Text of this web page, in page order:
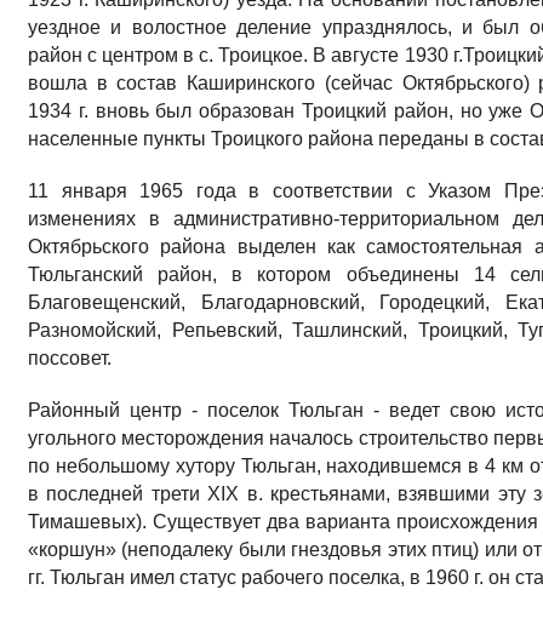
уездное и волостное деление упразднялось, и был
район с центром в с. Троицкое. В августе 1930
вошла в состав Каширинского (сейчас
1934 г. вновь был образован Троицкий район, но уже
населенные пункты Троицкого района переданы в
11 января 1965 года в соответствии с Указом
изменениях в административно-территориальном
Октябрьского района выделен как самостоятельная
Тюльганский район, в котором объединены 14
Благовещенский, Благодарновский, Городецкий,
Разномойский, Репьевский, Ташлинский, Троицкий,
поссовет.
Районный центр - поселок Тюльган - ведет свою
угольного месторождения началось строительство
по небольшому хутору Тюльган, находившемся в 4 км
в последней трети XIX в. крестьянами, взявшими
Тимашевых). Существует два варианта
«коршун» (неподалеку были гнездовья этих птиц) или
гг. Тюльган имел статус рабочего поселка, в 1960 г. он